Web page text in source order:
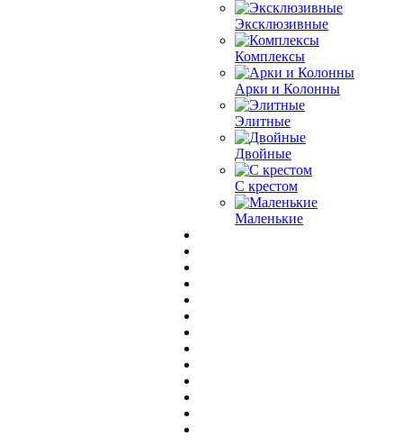
Эксклюзивные
Комплексы
Арки и Колонны
Элитные
Двойные
С крестом
Маленькие